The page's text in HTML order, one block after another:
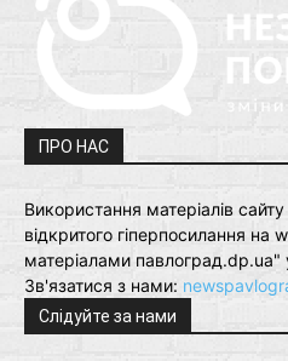
ПРО НАС
Використання матеріалів
відкритого гіперпосилання на
матеріалами павлоград.dp.ua"
Зв'язатися з нами:
Слідуйте за нами